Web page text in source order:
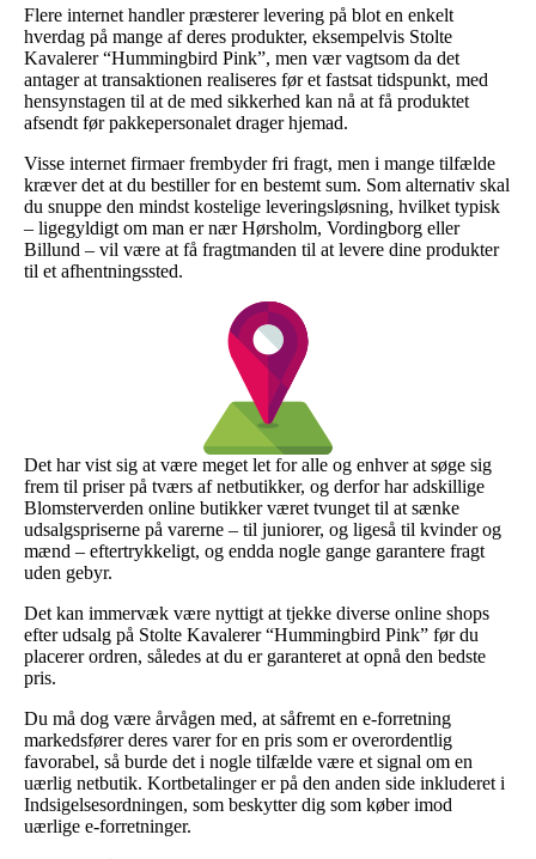
Flere internet handler præsterer levering på blot en enkelt
hverdag på mange af deres produkter, eksempelvis Stolte
Kavalerer “Hummingbird Pink”, men vær vagtsom da det
antager at transaktionen realiseres før et fastsat tidspunkt, med
hensynstagen til at de med sikkerhed kan nå at få produktet
afsendt før pakkepersonalet drager hjemad.
Visse internet firmaer frembyder fri fragt, men i mange tilfælde
kræver det at du bestiller for en bestemt sum. Som alternativ skal
du snuppe den mindst kostelige leveringsløsning, hvilket typisk
– ligegyldigt om man er nær Hørsholm, Vordingborg eller
Billund – vil være at få fragtmanden til at levere dine produkter
til et afhentningssted.
Det har vist sig at være meget let for alle og enhver at søge sig
frem til priser på tværs af netbutikker, og derfor har adskillige
Blomsterverden online butikker været tvunget til at sænke
udsalgspriserne på varerne – til juniorer, og ligeså til kvinder og
mænd – eftertrykkeligt, og endda nogle gange garantere fragt
uden gebyr.
Det kan immervæk være nyttigt at tjekke diverse online shops
efter udsalg på Stolte Kavalerer “Hummingbird Pink” før du
placerer ordren, således at du er garanteret at opnå den bedste
pris.
Du må dog være årvågen med, at såfremt en e-forretning
markedsfører deres varer for en pris som er overordentlig
favorabel, så burde det i nogle tilfælde være et signal om en
uærlig netbutik. Kortbetalinger er på den anden side inkluderet i
Indsigelsesordningen, som beskytter dig som køber imod
uærlige e-forretninger.